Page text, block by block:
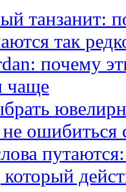
танзанит:
так
почему
чаще
ошибиться